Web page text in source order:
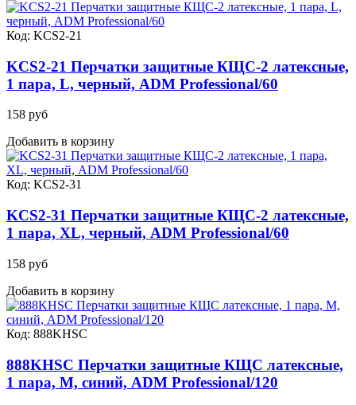
Код: KCS2-21
KCS2-21 Перчатки защитные КЩС-2 латексные,
1 пара, L, черный, ADM Professional/60
158 руб
Добавить в корзину
Код: KCS2-31
KCS2-31 Перчатки защитные КЩС-2 латексные,
1 пара, XL, черный, ADM Professional/60
158 руб
Добавить в корзину
Код: 888KHSC
888KHSC Перчатки защитные КЩС латексные,
1 пара, M, синий, ADM Professional/120